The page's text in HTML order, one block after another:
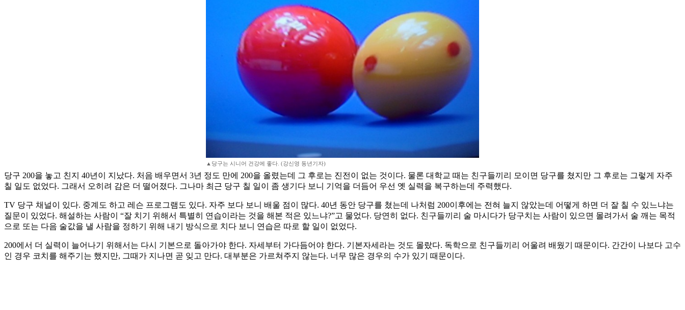
▲당구는 시니어 건강에 좋다. (강신영 동년기자)
당구 200을 놓고 친지 40년이 지났다. 처음 배우면서 3년 정도 만에 200을 올렸는데 그 후로는 진전이 없는 것이다. 물론 대학교 때는 친구들끼리 모이면 당구를 쳤지만 그 후로는 그렇게 자주
칠 일도 없었다. 그래서 오히려 감은 더 떨어졌다. 그나마 최근 당구 칠 일이 좀 생기다 보니 기억을 더듬어 우선 옛 실력을 복구하는데 주력했다.
TV 당구 채널이 있다. 중계도 하고 레슨 프로그램도 있다. 자주 보다 보니 배울 점이 많다. 40년 동안 당구를 쳤는데 나처럼 200이후에는 전혀 늘지 않았는데 어떻게 하면 더 잘 칠 수 있느냐는
질문이 있었다. 해설하는 사람이 “잘 치기 위해서 특별히 연습이라는 것을 해본 적은 있느냐?”고 물었다. 당연히 없다. 친구들끼리 술 마시다가 당구치는 사람이 있으면 몰려가서 술 깨는 목적
으로 또는 다음 술값을 낼 사람을 정하기 위해 내기 방식으로 치다 보니 연습은 따로 할 일이 없었다.
200에서 더 실력이 늘어나기 위해서는 다시 기본으로 돌아가야 한다. 자세부터 가다듬어야 한다. 기본자세라는 것도 몰랐다. 독학으로 친구들끼리 어울려 배웠기 때문이다. 간간이 나보다 고수
인 경우 코치를 해주기는 했지만, 그때가 지나면 곧 잊고 만다. 대부분은 가르쳐주지 않는다. 너무 많은 경우의 수가 있기 때문이다.